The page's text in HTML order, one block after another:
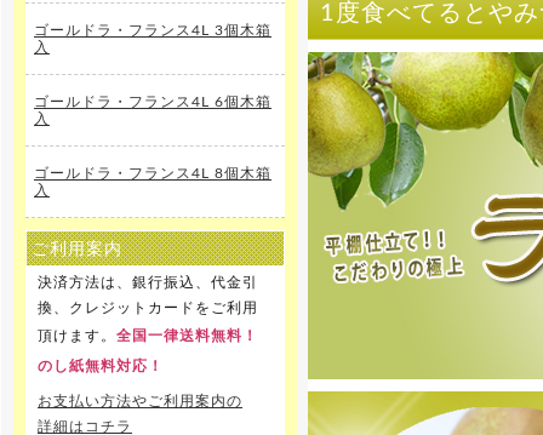
1度食べてるとや
ゴールドラ・フランス4L 3個木箱
入
ゴールドラ・フランス4L 6個木箱
入
ゴールドラ・フランス4L 8個木箱
入
ご利用案内
決済方法は、銀行振込、代金引
換、クレジットカードをご利用
頂けます。 全国一律送料無料！
のし紙無料対応！
お支払い方法やご利用案内の
詳細はコチラ